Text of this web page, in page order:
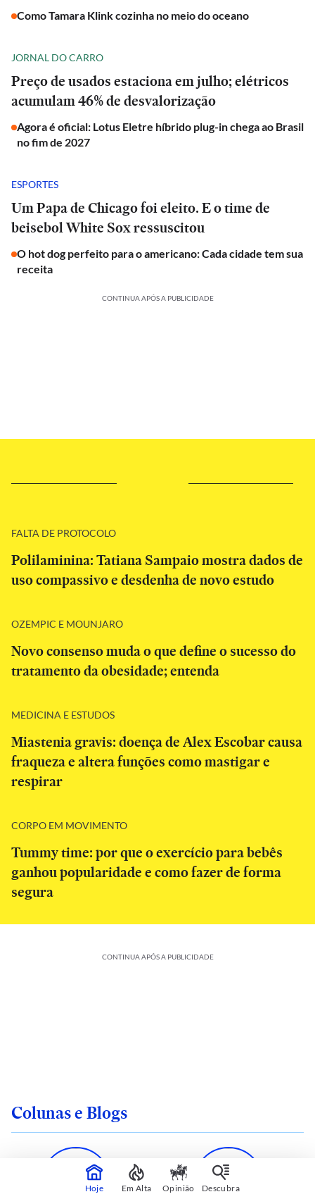
Como Tamara Klink cozinha no meio do oceano
JORNAL DO CARRO
Preço de usados estaciona em julho; elétricos
acumulam 46% de desvalorização
Agora é oficial: Lotus Eletre híbrido plug-in chega ao Brasil
no fim de 2027
ESPORTES
Um Papa de Chicago foi eleito. E o time de
beisebol White Sox ressuscitou
O hot dog perfeito para o americano: Cada cidade tem sua
receita
CONTINUA APÓS A PUBLICIDADE
FALTA DE PROTOCOLO
Polilaminina: Tatiana Sampaio mostra dados de
uso compassivo e desdenha de novo estudo
OZEMPIC E MOUNJARO
Novo consenso muda o que define o sucesso do
tratamento da obesidade; entenda
MEDICINA E ESTUDOS
Miastenia gravis: doença de Alex Escobar causa
fraqueza e altera funções como mastigar e
respirar
CORPO EM MOVIMENTO
Tummy time: por que o exercício para bebês
ganhou popularidade e como fazer de forma
segura
CONTINUA APÓS A PUBLICIDADE
Colunas e Blogs
Hoje Em Alta Opinião Descubra